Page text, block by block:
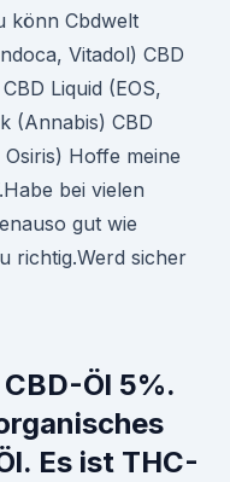
könn Cbdwelt
Vitadol) CBD
Liquid (EOS,
(Annabis) CBD
Hoffe meine
bei vielen
gut wie
richtig.Werd sicher
Öl 5%.
Es ist THC-